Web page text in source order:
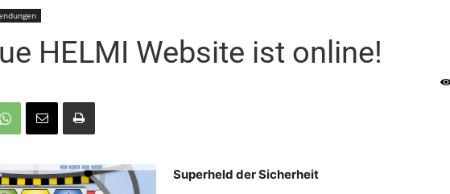
HELMI Website ist online!
Superheld der Sicherheit